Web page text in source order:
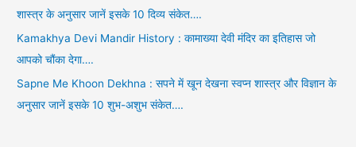
शास्त्र के अनुसार जानें इसके 10 दिव्य संकेत….
Kamakhya Devi Mandir History : कामाख्या देवी मंदिर का इतिहास जो
आपको चौंका देगा….
Sapne Me Khoon Dekhna : सपने में खून देखना स्वप्न शास्त्र और विज्ञान के
अनुसार जानें इसके 10 शुभ-अशुभ संकेत….